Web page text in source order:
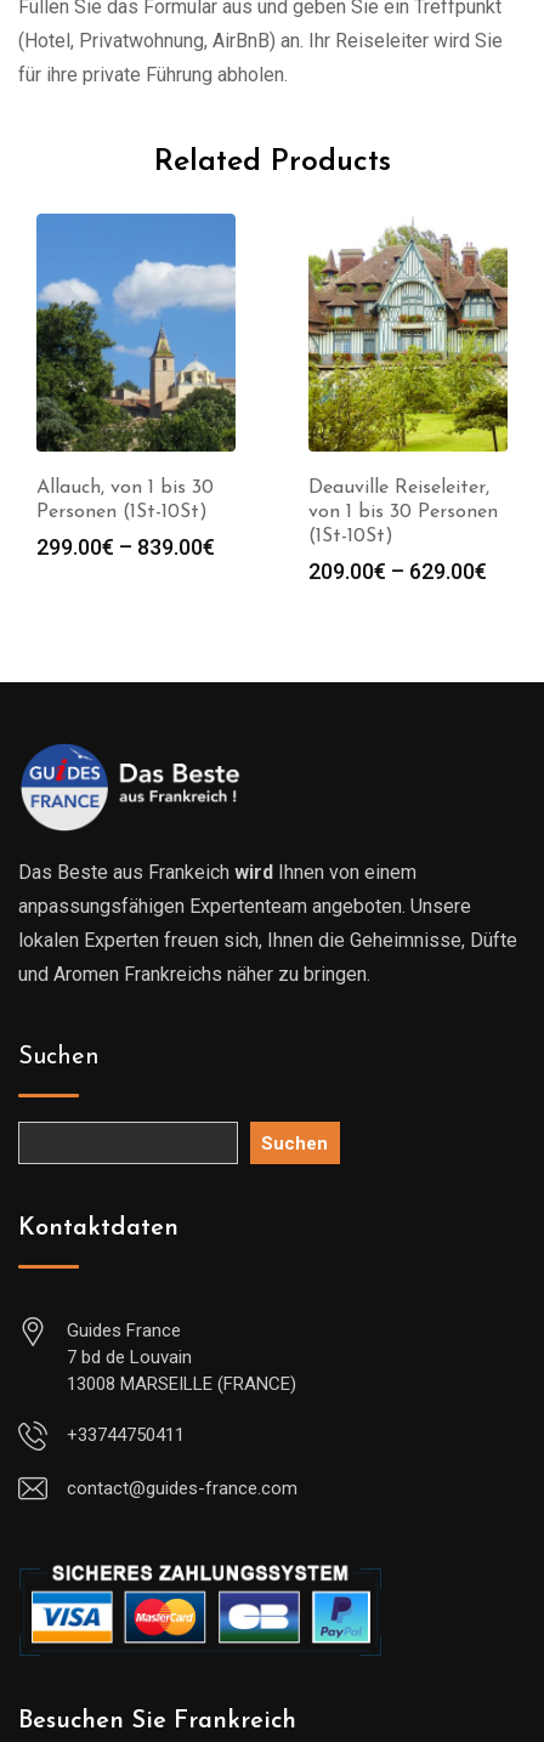
Füllen Sie das Formular aus und geben Sie ein Treffpunkt
(Hotel, Privatwohnung, AirBnB) an. Ihr Reiseleiter wird Sie
für ihre private Führung abholen.
Related Products
Allauch, von 1 bis 30
Personen (1St-10St)
299.00€ – 839.00€ Preisspanne:
Deauville Reiseleiter,
von 1 bis 30 Personen
(1St-10St)
209.00€ – 629.00€
Das Beste aus Frankeich wird
Ihnen von einem
anpassungsfähigen Expertenteam angeboten. Unsere
lokalen Experten freuen sich, Ihnen die Geheimnisse, Düfte
und Aromen Frankreichs näher zu bringen.
Suchen
Suchen
Kontaktdaten
Guides France
7 bd de Louvain
13008 MARSEILLE (FRANCE)
+33744750411
contact@guides-france.com
Besuchen Sie Frankreich